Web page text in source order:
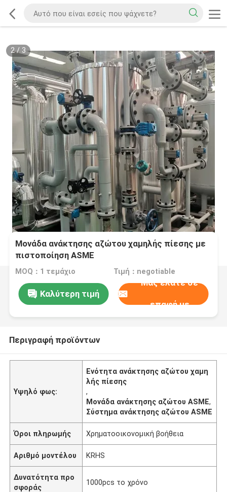
2/ 3
Μονάδα ανάκτησης αζώτου χαμηλής πίεσης με
πιστοποίηση ASME
MOQ：1 τεμάχιο Τιμή：negotiable
Καλύτερη τιμή
Μας ελάτε σε
επαφή με
Περιγραφή προϊόντων
Υψηλό φως:
Ενότητα ανάκτησης αζώτου χαμη
λής πίεσης
,
Μονάδα ανάκτησης αζώτου ASME,
Σύστημα ανάκτησης αζώτου ASME
Όροι πληρωμής Χρηματοοικονομική βοήθεια
Αριθμό μοντέλου KRHS
Δυνατότητα προ
σφοράς
1000pcs το χρόνο